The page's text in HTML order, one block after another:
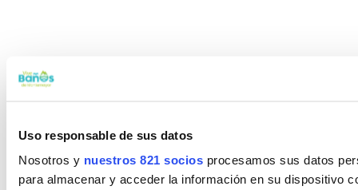
Uso responsable de sus datos
Nosotros y nuestros 821 socios procesamos sus datos
para almacenar y acceder la información en su dispositivo